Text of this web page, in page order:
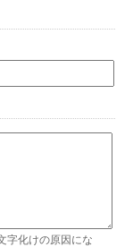
字化けの原因にな